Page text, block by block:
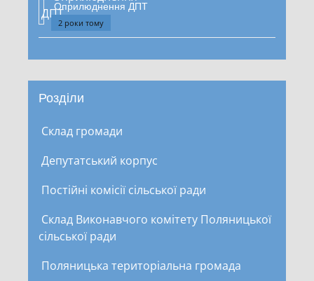
Оприлюднення ДПТ
2 роки тому
Розділи
Склад громади
Депутатський корпус
Постійні комісії сільської ради
Склад Виконавчого комітету Поляницької
сільської ради
Поляницька територіальна громада